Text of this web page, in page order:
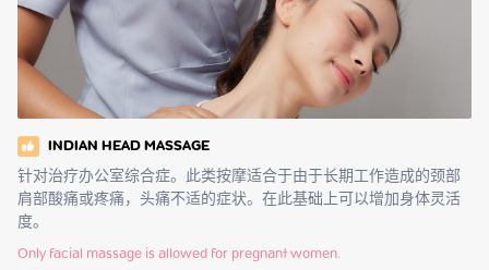
INDIAN HEAD MASSAGE
针对治疗办公室综合症。此类按摩适合于由于长期工作造成的颈部
肩部酸痛或疼痛，头痛不适的症状。在此基础上可以增加身体灵活
度。
Only facial massage is allowed for pregnant women.